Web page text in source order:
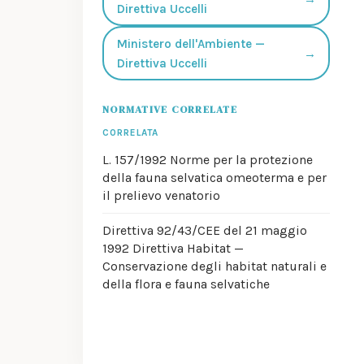
Direttiva Uccelli
Ministero dell'Ambiente —
Direttiva Uccelli
→
NORMATIVE CORRELATE
CORRELATA
L. 157/1992 Norme per la protezione
della fauna selvatica omeoterma e per
il prelievo venatorio
Direttiva 92/43/CEE del 21 maggio
1992 Direttiva Habitat —
Conservazione degli habitat naturali e
della flora e fauna selvatiche